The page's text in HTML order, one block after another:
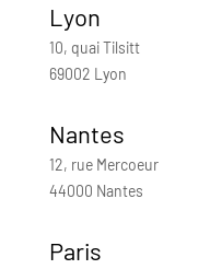
Lyon
10, quai Tilsitt
69002 Lyon
Nantes
12, rue Mercoeur
44000 Nantes
Paris